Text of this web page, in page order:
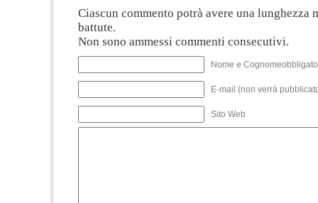
Ciascun commento potrà avere una lunghezza
battute.
Non sono ammessi commenti consecutivi.
Nome e
E-mail (non verrà
Sito Web